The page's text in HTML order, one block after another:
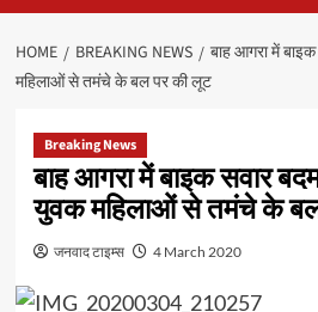
HOME BREAKING NEWS
बाह आगरा में
महिलाओं से तमंचे के बल पर की लूट
Breaking News
बाह आगरा में बाइक सवार
युवक महिलाओं से तमंचे के
जनवाद टाइम्स 4 March 2020